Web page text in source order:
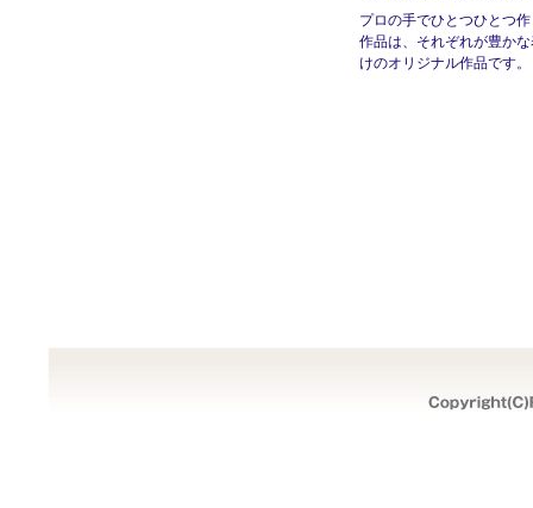
プロの手でひとつひとつ
作品は、それぞれが豊か
けのオリジナル作品です。